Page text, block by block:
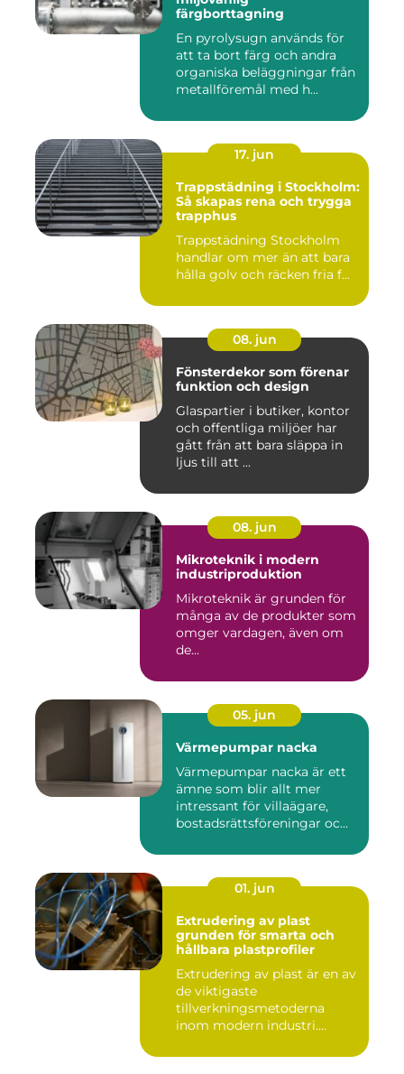
färgborttagning
En pyrolysugn används för
att ta bort färg och andra
organiska beläggningar från
metallföremål med h...
17. jun
Trappstädning i Stockholm:
Så skapas rena och trygga
trapphus
Trappstädning Stockholm
handlar om mer än att bara
hålla golv och räcken fria f...
08. jun
Fönsterdekor som förenar
funktion och design
Glaspartier i butiker, kontor
och offentliga miljöer har
gått från att bara släppa in
ljus till att ...
08. jun
Mikroteknik i modern
industriproduktion
Mikroteknik är grunden för
många av de produkter som
omger vardagen, även om
de...
05. jun
Värmepumpar nacka
Värmepumpar nacka är ett
ämne som blir allt mer
intressant för villaägare,
bostadsrättsföreningar oc...
01. jun
Extrudering av plast
grunden för smarta och
hållbara plastprofiler
Extrudering av plast är en av
de viktigaste
tillverkningsmetoderna
inom modern industri.